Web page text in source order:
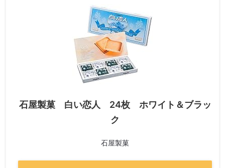
石屋製菓 白い恋人 24枚 ホワイト＆ブラッ
ク
石屋製菓